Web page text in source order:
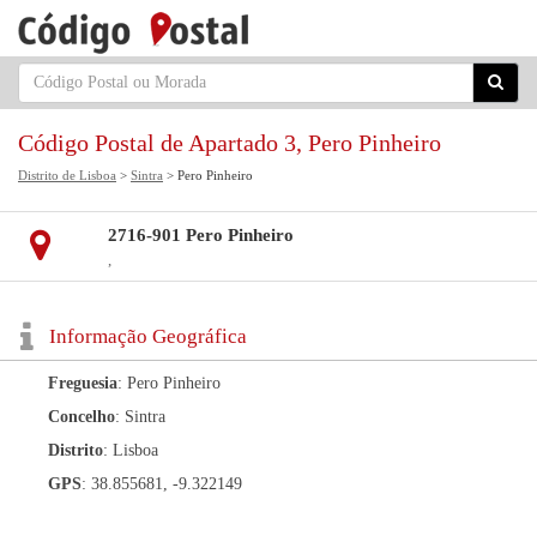
Código Postal de Apartado 3, Pero Pinheiro
Distrito de Lisboa > Sintra > Pero Pinheiro
2716-901 Pero Pinheiro
,
Informação Geográfica
Freguesia: Pero Pinheiro
Concelho: Sintra
Distrito: Lisboa
GPS: 38.855681, -9.322149